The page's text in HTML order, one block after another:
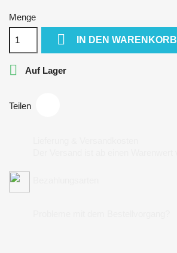
Menge
 IN DEN WARENKORB
 Auf Lager
Teilen